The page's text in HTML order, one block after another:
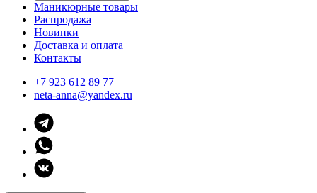
Маникюрные товары
Распродажа
Новинки
Доставка и оплата
Контакты
+7 923 612 89 77
neta-anna@yandex.ru